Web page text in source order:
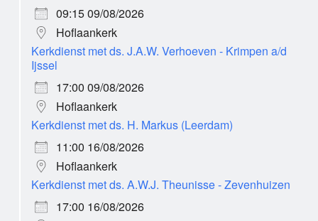
09:15 09/08/2026
Hoflaankerk
Kerkdienst met ds. J.A.W. Verhoeven - Krimpen a/d
Ijssel
17:00 09/08/2026
Hoflaankerk
Kerkdienst met ds. H. Markus (Leerdam)
11:00 16/08/2026
Hoflaankerk
Kerkdienst met ds. A.W.J. Theunisse - Zevenhuizen
17:00 16/08/2026